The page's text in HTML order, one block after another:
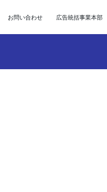
お問い合わせ 広告統括事業本部